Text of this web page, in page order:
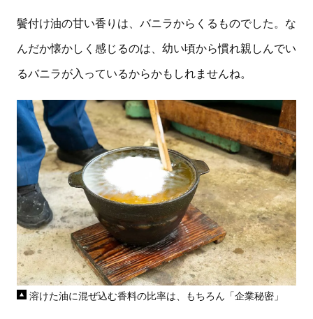
鬢付け油の甘い香りは、バニラからくるものでした。な
んだか懐かしく感じるのは、幼い頃から慣れ親しんでい
るバニラが入っているからかもしれませんね。
溶けた油に混ぜ込む香料の比率は、もちろん「企業秘密」